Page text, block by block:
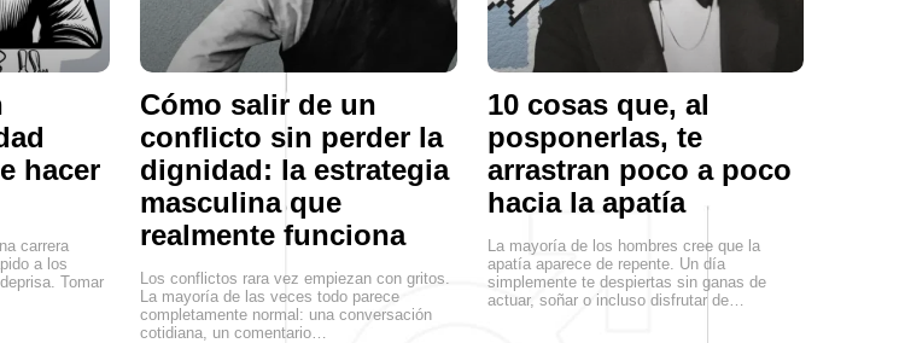
hacer
carrera
a los
Tomar
Cómo salir de un
conflicto sin perder la
dignidad: la estrategia
masculina que
realmente funciona
Los conflictos rara vez empiezan con gritos.
La mayoría de las veces todo parece
completamente normal: una conversación
cotidiana, un comentario…
10 cosas que, al
posponerlas, te
arrastran poco a poco
hacia la apatía
La mayoría de los hombres cree que la
apatía aparece de repente. Un día
simplemente te despiertas sin ganas de
actuar, soñar o incluso disfrutar de…